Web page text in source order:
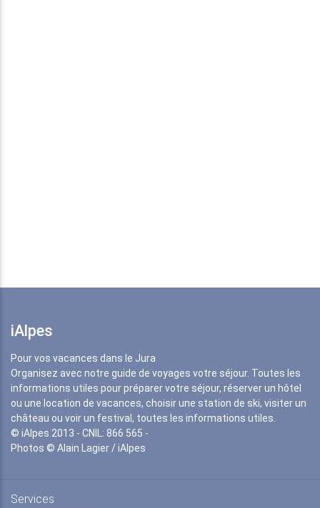
iAlpes
Pour vos vacances dans le Jura
Organisez avec notre guide de voyages votre séjour. Toutes les
informations utiles pour préparer votre séjour, réserver un hôtel
ou une location de vacances, choisir une station de ski, visiter un
château ou voir un festival, toutes les informations utiles.
© iAlpes 2013 - CNIL: 866 565 -
Photos © Alain Lagier / iAlpes
Services